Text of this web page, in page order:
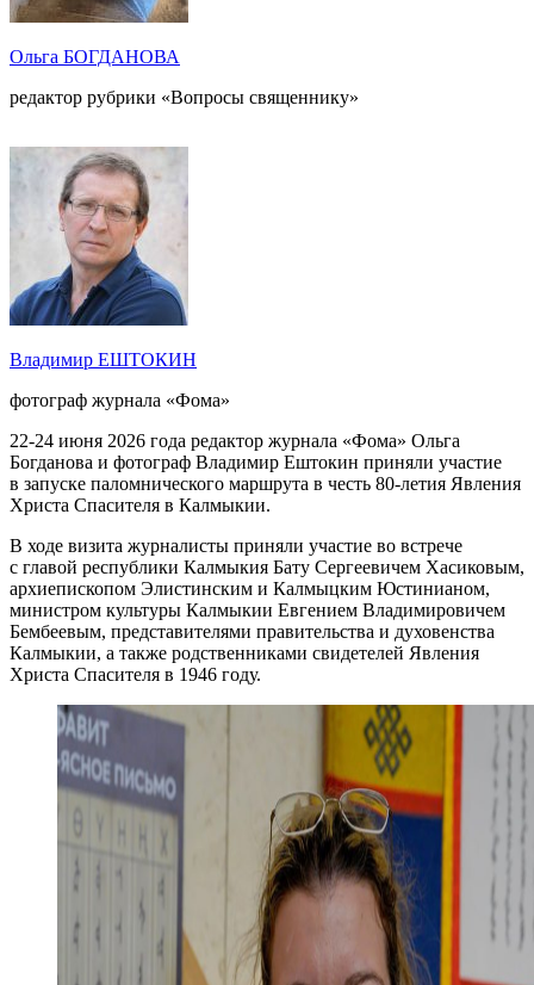
Ольга БОГДАНОВА
редактор рубрики «Вопросы священнику»
Владимир ЕШТОКИН
фотограф журнала «Фома»
22-24 июня 2026 года редактор журнала «Фома» Ольга
Богданова и фотограф Владимир Ештокин приняли участие
в запуске паломнического маршрута в честь 80-летия Явления
Христа Спасителя в Калмыкии.
В ходе визита журналисты приняли участие во встрече
с главой республики Калмыкия Бату Сергеевичем Хасиковым,
архиепископом Элистинским и Калмыцким Юстинианом,
министром культуры Калмыкии Евгением Владимировичем
Бембеевым, представителями правительства и духовенства
Калмыкии, а также родственниками свидетелей Явления
Христа Спасителя в 1946 году.